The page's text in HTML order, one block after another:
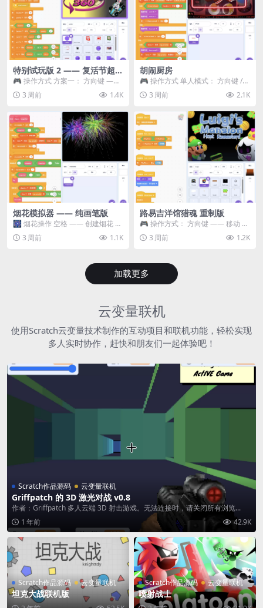
特别试玩版 2 —— 复活节超级
卡丁车赛
🎮 操作方式 方案一： 方向键 ——
移动 Z —— 跳跃 / 漂移 方案二： ...
3 周前 1.4K
胡闹厨房
🎮 操作方式 单人模式： 方向键 /
WASD —— 移动 Z / K —— 抓...
3 周前 2.1K
烟花模拟器 —— 纯画笔版
🎆 烟花操作 空格 —— 创建烟花 1
~ 3 —— 切换烟花类型 普通烟花
嘶...3 周前 1.1K
路易吉洋馆猎魂 重制版
🎮 操作方式： 方向键 —— 移动 &
跳跃 空格 —— 打开宝箱 将你...
3 周前 1.2K
加载更多
云变量联机
使用Scratch云变量技术制作的互动项目和联机功能，轻松实现
多人实时协作，赶快和朋友们一起体验吧！
Scratch作品源码 云变量联机
Griffpatch 的 3D 激光对战 v0.8
作者：Griffpatch 多人云端 3D 射击游戏。无法连接时，请关闭所有浏览...
1 年前
42.9K
Scratch作品源码 云变量联机
坦克大战联机版
Scratch作品源码 云变量联机
喷射战士